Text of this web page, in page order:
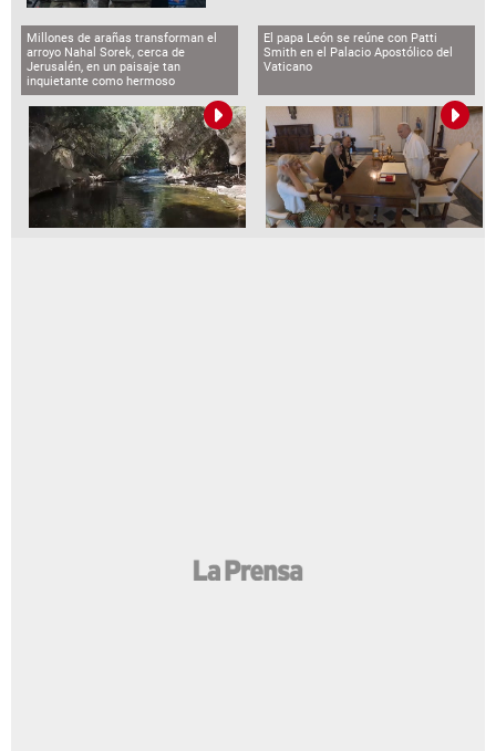
Millones de arañas transforman el
arroyo Nahal Sorek, cerca de
Jerusalén, en un paisaje tan
inquietante como hermoso
El papa León se reúne con Patti
Smith en el Palacio Apostólico del
Vaticano